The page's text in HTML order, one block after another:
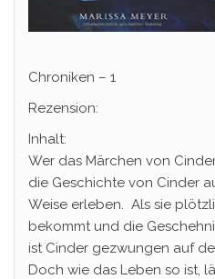
Chroniken – 1
Rezension:
Inhalt:
Wer das Märchen von
die Geschichte von Cinder
Weise erleben. Als sie
bekommt und die
ist Cinder gezwungen auf
Doch wie das Leben so ist,